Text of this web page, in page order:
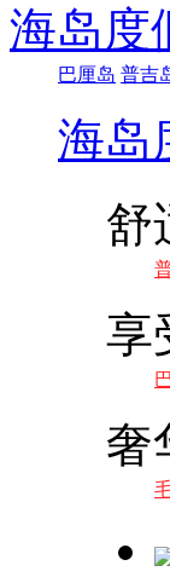
海岛度
巴厘岛 普吉
海岛
舒
享
奢